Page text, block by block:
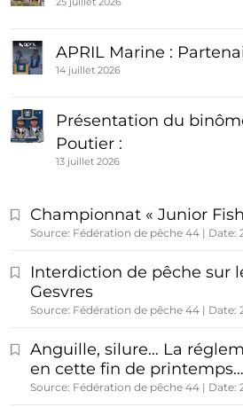
APRIL Marine :
14 juillet 2026
Présentation du
Poutier :
13 juillet 2026
Championnat « Junior
Source: Fédération de pêche 44 Date:
Interdiction de pêche sur
Gesvres
Source: Fédération de pêche 44 Date:
Anguille, silure… La
en cette fin de printemps…
Source: Fédération de pêche 44 Date: